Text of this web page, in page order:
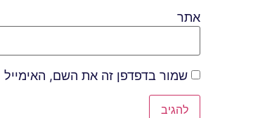
אתר
שמור בדפדפן זה את השם,